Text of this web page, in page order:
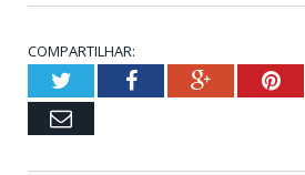
COMPARTILHAR:
TwitterFacebookGoogle+
Email